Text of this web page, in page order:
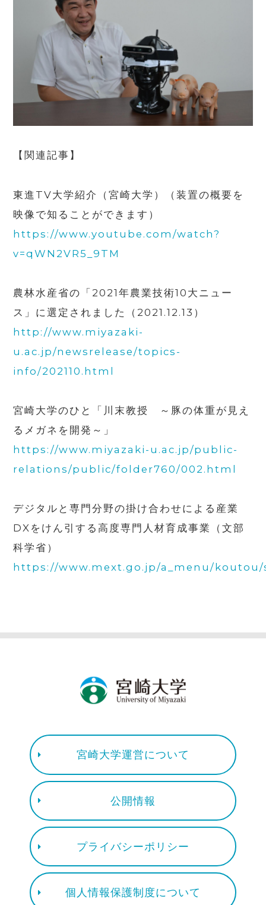
【関連記事】
東進 TV大学紹介（宮崎大学）（装置の概要を
映像で知ることができます）
https://www.youtube.com/watch?
v=qWN2VR5_9TM
農林水産省の「 2021年農業技術10 大ニュー
ス」に選定されました（2021.12.13）
http://www.miyazaki-
u.ac.jp/newsrelease/topics-
info/202110.html
宮崎大学のひと「川末教授 ～豚の体重が見え
るメガネを開発～」
https://www.miyazaki-u.ac.jp/public-
relations/public/folder760/002.html
デジタルと専門分野の掛け合わせによる産業
DX をけん引する高度専門人材育成事業（文部
科学省）
https://www.mext.go.jp/a_menu/koutou/
宮崎大学運営について
公開情報
プライバシーポリシー
個人情報保護制度について